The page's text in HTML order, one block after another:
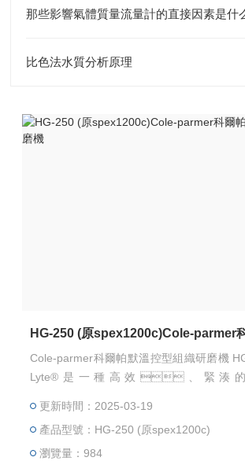
那些影響氣體質量流量計的直接因素是什
比色法水質分析原理
Cole-parmer科爾帕默溫控型組織研磨機
Lyte®是一種高效、緊湊的
品溫度保持在0至10之間同時通過水平振蕩
破壞細胞結構?？梢灾苽涞臉悠凡
莖、根、葉和動物組織。
更新時間：2025-03-19
產品型號：HG-250 (原spex1200c)
瀏覽量：984